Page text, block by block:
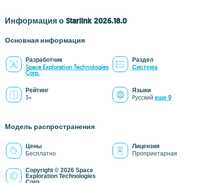
Информация о Starlink 2026.18.0
Основная информация
Разработчик
Space Exploration Technologies
Corp.
Раздел
Система
Рейтинг
3+
Языки
Pусский еще 9
Модель распространения
Цены
Бесплатно
Лицензия
Проприетарная
Copyright © 2026 Space
Exploration Technologies